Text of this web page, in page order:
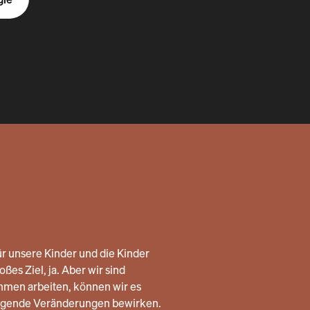
unsere Kinder und die Kinder
Ziel, ja. Aber wir sind
arbeiten, können wir es
Veränderungen bewirken.